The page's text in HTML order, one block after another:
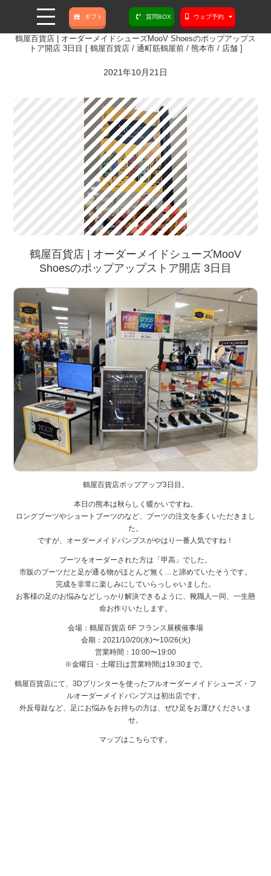
ギフト 質問BOX ウェブ予約
鶴屋百貨店 | オーダーメイドシューズMooV Shoesのポップアップス
トア開店 3日目 [ 鶴屋百貨店 / 通町筋鶴屋前 / 熊本市 / 店舗 ]
2021年10月21日
鶴屋百貨店 | オーダーメイドシューズMooV
Shoesのポップアップストア開店 3日目
鶴屋百貨店ポップアップ3日目。
本日の熊本は秋らしく暖かいですね。
ロングブーツやショートブーツのなど、ブーツの注文を多くいただきまし
た。
ですが、オーダーメイドパンプスがやはり一番人気ですね！
ブーツをオーダーされた方は「甲高」でした。
市販のブーツだと足が通る物がほとんど無く…と諦めていたそうです。
完成を非常に楽しみにしていらっしゃいました。
お客様の足のお悩みなどしっかり解決できるように、靴職人一同、一生懸
命お作りいたします。
会場：鶴屋百貨店 6F フランス展横催事場
会期：2021/10/20(水)〜10/26(火)
営業時間：10:00〜19:00
※金曜日・土曜日は営業時間は19:30まで。
鶴屋百貨店にて、3Dプリンターを使ったフルオーダーメイドシューズ・フ
ルオーダーメイドパンプスは初出店です。
外反母趾など、足にお悩みをお持ちの方は、ぜひ足をお運びくださいま
せ。
マップはこちらです。